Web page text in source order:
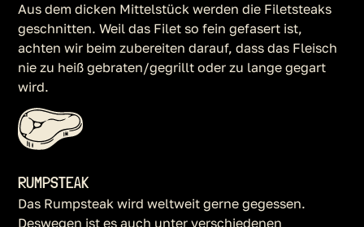
Aus dem dicken Mittelstück werden die Filetsteaks
geschnitten. Weil das Filet so fein gefasert ist,
achten wir beim zubereiten darauf, dass das Fleisch
nie zu heiß gebraten/gegrillt oder zu lange gegart
wird.
RUMPSTEAK
Das Rumpsteak wird weltweit gerne gegessen.
Deswegen ist es auch unter verschiedenen